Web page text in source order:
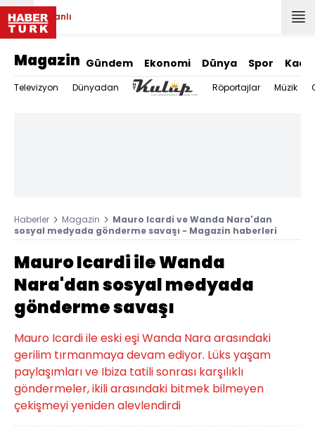
Canlı
Magazin Gündem Ekonomi Dünya Spor
Televizyon Dünyadan Röportajlar Müzik
Haberler Magazin
Mauro Icardi ve Wanda Nara'dan
sosyal medyada gönderme savaşı - Magazin haberleri
Mauro Icardi ile Wanda
Nara'dan sosyal medyada
gönderme savaşı
Mauro Icardi ile eski eşi Wanda Nara arasındaki
gerilim tırmanmaya devam ediyor. Lüks yaşam
paylaşımları ve Ibiza tatili sonrası karşılıklı
göndermeler, ikili arasındaki bitmek bilmeyen
çekişmeyi yeniden alevlendirdi